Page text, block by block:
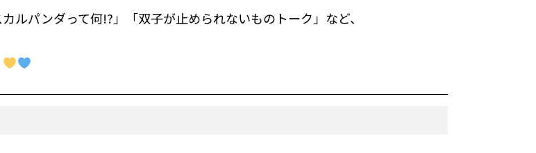
パンダって何!?」「双子が止められないものトーク」など、